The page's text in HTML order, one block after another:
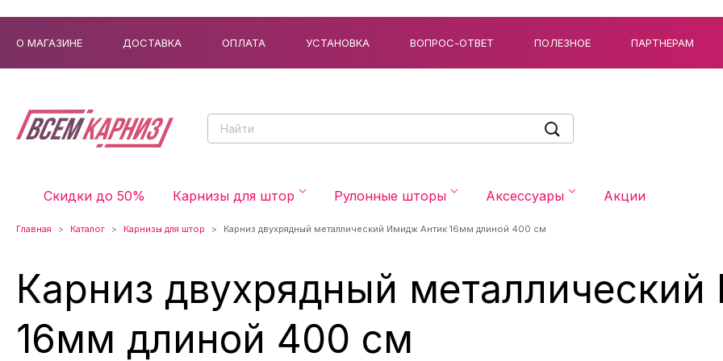
О МАГАЗИНЕ ДОСТАВКА ОПЛАТА УСТАНОВКА ВОПРОС-ОТВЕТ ПОЛЕЗНОЕ ПАРТНЕРАМ
Скидки до 50% Карнизы для штор Рулонные шторы Аксессуары Акции
Главная Каталог Карнизы для штор Карниз двухрядный металлический Имидж Антик 16мм длиной 400 см
Карниз двухрядный
16мм длиной 400 см